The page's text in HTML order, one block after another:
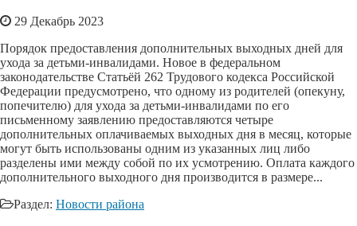
29 Декабрь 2023
Порядок предоставления дополнительных выходных дней для
ухода за детьми-инвалидами. Новое в федеральном
законодательстве Статьёй 262 Трудового кодекса Российской
Федерации предусмотрено, что одному из родителей (опекуну,
попечителю) для ухода за детьми-инвалидами по его
письменному заявлению предоставляются четыре
дополнительных оплачиваемых выходных дня в месяц, которые
могут быть использованы одним из указанных лиц либо
разделены ими между собой по их усмотрению. Оплата каждого
дополнительного выходного дня производится в размере...
Раздел: Новости района